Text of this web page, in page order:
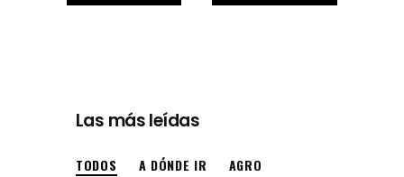
Las más leídas
TODOS A DÓNDE IR
AGRO